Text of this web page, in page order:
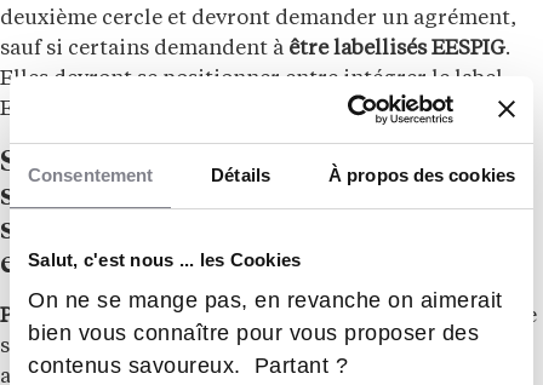
Consentement Détails À propos des cookies
Salut, c'est nous ... les Cookies
On ne se mange pas, en revanche on aimerait
bien vous connaître pour vous proposer des
contenus savoureux. Partant ?
deuxième cercle et devront demander un agrément,
sauf si certains demandent à être labellisés EESPIG.
Elles devront se positionner entre intégrer le label
EESPIG ou
Sachant que ces écoles consulaires
sont en partie ouvertes au capital,
sous quelles conditions pourraient-
elles devenir EESPIG ?
Philippe Choquet :
En tout état de cause, il faudra être
stricte sur plusieurs critères. Si 100 % des
actionnaires d’une école consulaire sont à but non